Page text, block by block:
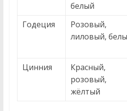
белый
Годеция
Розовый,
лиловый,
Цинния
Красный,
розовый,
жёлтый